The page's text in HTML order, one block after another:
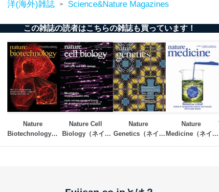
洋(海外)雑誌 > Science&Nature Magazines
この雑誌の読者はこちらの雑誌も買っています！
Nature
Biotechnology（ネ
Nature Cell
Biology（ネイチ
Nature
Genetics（ネイチ
Nature
Medicine（ネイチ